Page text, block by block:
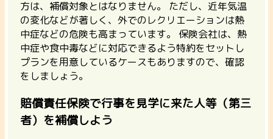
方は、補償対象とはなりません。
ただし、近年気温
の変化などが著しく、外でのレクリエーションは熱
中症などの危険も高まっています。 保険会社は、 熱
中症や食中毒などに対応できるよう特約をセットし
プランを用意しているケースもありますので、確認
をしましょう。
賠償責任保険で行事を見学に来た人等（第三
者）を補償しよう